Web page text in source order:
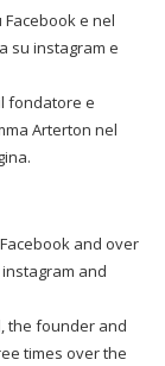
e nel
su instagram e
fondatore e
Arterton nel
and over
and
the founder and
times over the